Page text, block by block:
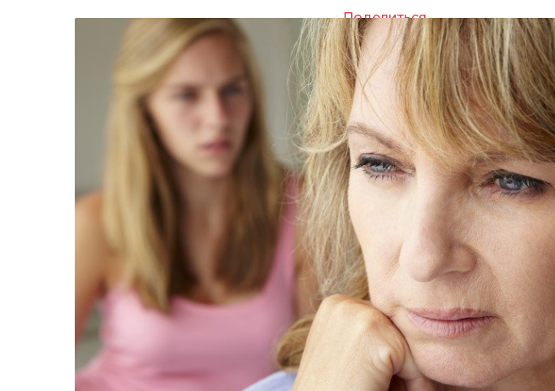
Поделиться